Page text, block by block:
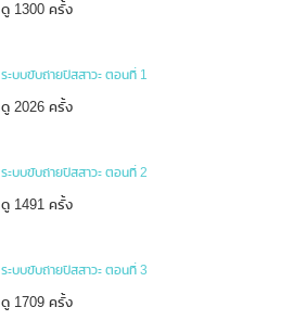
ดู 1300 ครั้ง
ระบบขับถ่ายปัสสาวะ ตอนที่ 1
ดู 2026 ครั้ง
ระบบขับถ่ายปัสสาวะ ตอนที่ 2
ดู 1491 ครั้ง
ระบบขับถ่ายปัสสาวะ ตอนที่ 3
ดู 1709 ครั้ง